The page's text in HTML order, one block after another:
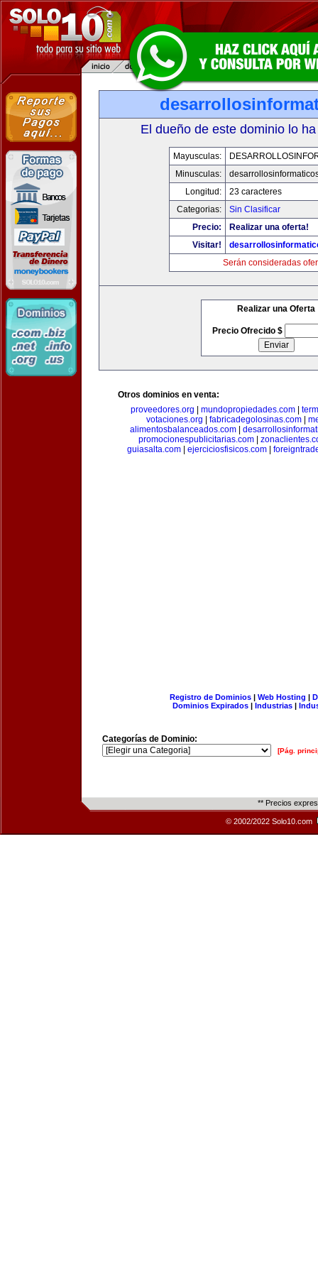
El dueño de este dominio lo
Mayusculas:
Minusculas:
Longitud:
23 caracteres
Categorias:
Sin Clasificar
Precio:
Realizar una oferta!
Visitar!
Serán consideradas
Realizar una Oferta
Precio Ofrecido $
Otros dominios en venta:
proveedores.org
mundopropiedades.com|
votaciones.org
fabricadegolosinas.com
alimentosbalanceados.com
promocionespublicitarias.com|
guiasalta.com
ejerciciosfisicos.com
Registro de Dominios| Web Hosting |
Dominios Expirados | Industrias |
Categorías de Dominio:
[Pág.
** Precios
© 2002/2022 Solo10.com